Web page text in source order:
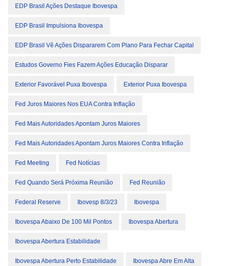
EDP Brasil Ações Destaque Ibovespa
EDP Brasil Impulsiona Ibovespa
EDP Brasil Vê Ações Dispararem Com Plano Para Fechar Capital
Estudos Governo Fies Fazem Ações Educação Disparar
Exterior Favorável Puxa Ibovespa Exterior Puxa Ibovespa
Fed Juros Maiores Nos EUA Contra Inflação
Fed Mais Autoridades Apontam Juros Maiores
Fed Mais Autoridades Apontam Juros Maiores Contra Inflação
Fed Meeting Fed Notícias
Fed Quando Será Próxima Reunião Fed Reunião
Federal Reserve Ibovesp 8/3/23 Ibovespa
Ibovespa Abaixo De 100 Mil Pontos Ibovespa Abertura
Ibovespa Abertura Estabilidade
Ibovespa Abertura Perto Estabilidade Ibovespa Abre Em Alta